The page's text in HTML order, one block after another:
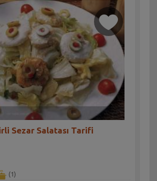
Sezar Salatası Tarifi
(1)